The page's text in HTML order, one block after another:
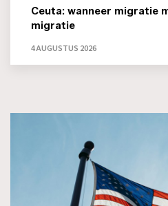
Ceuta: wanneer migratie
migratie
4 AUGUSTUS 2026